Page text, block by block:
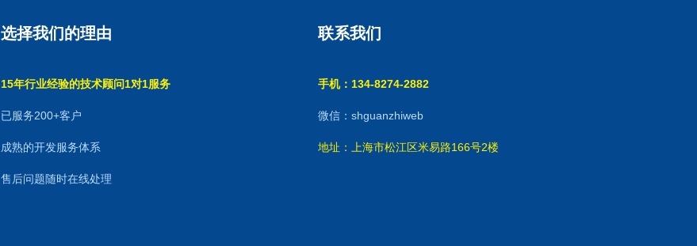
选择我们的理由
15年行业经验的技术顾问1对1服务
已服务200+客户
成熟的开发服务体系
售后问题随时在线处理
联系我们
手机：134-8274-2882
微信：shguanzhiweb
地址：上海市松江区米易路166号2楼